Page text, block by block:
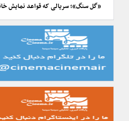
«گل سنگ»؛ سریالی که قواعد نمایش